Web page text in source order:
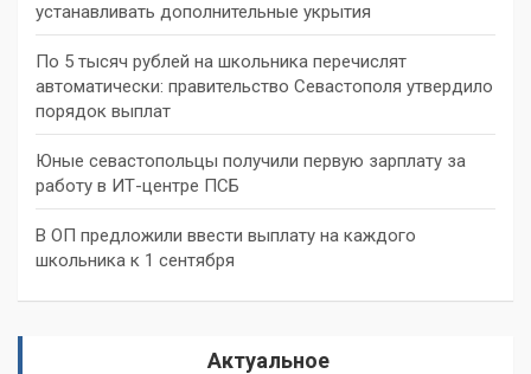
устанавливать дополнительные укрытия
По 5 тысяч рублей на школьника перечислят
автоматически: правительство Севастополя утвердило
порядок выплат
Юные севастопольцы получили первую зарплату за
работу в ИТ-центре ПСБ
В ОП предложили ввести выплату на каждого
школьника к 1 сентября
Актуальное